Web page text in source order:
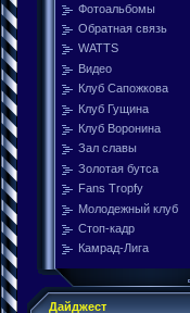
Фотоальбомы
Обратная связь
WATTS
Видео
Клуб Сапожкова
Клуб Гущина
Клуб Воронина
Зал славы
Золотая бутса
Fans Tropfy
Молодежный клуб
Стоп-кадр
Камрад-Лига
Дайджест